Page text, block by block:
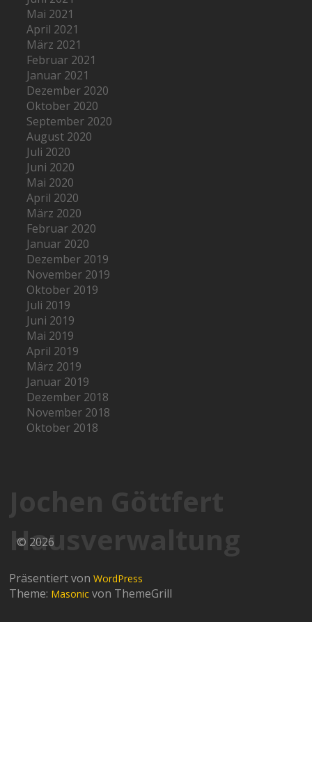
Mai 2021
April 2021
März 2021
Februar 2021
Januar 2021
Dezember 2020
Oktober 2020
September 2020
August 2020
Juli 2020
Juni 2020
Mai 2020
April 2020
März 2020
Februar 2020
Januar 2020
Dezember 2019
November 2019
Oktober 2019
Juli 2019
Juni 2019
Mai 2019
April 2019
März 2019
Januar 2019
Dezember 2018
November 2018
Oktober 2018
Jochen Göttfert
Hausverwaltung
© 2026
Präsentiert vonWordPress
Theme: Masonic von ThemeGrill